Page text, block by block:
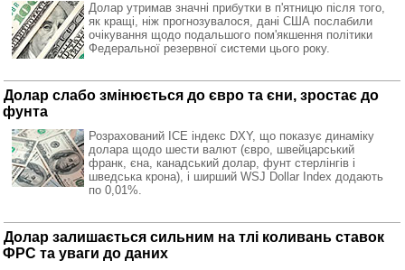
Долар утримав значні прибутки в п'ятницю після того,
як кращі, ніж прогнозувалося, дані США послабили
очікування щодо подальшого пом'якшення політики
Федеральної резервної системи цього року.
Долар слабо змінюється до євро та єни, зростає до
фунта
Розрахований ICE індекс DXY, що показує динаміку
долара щодо шести валют (євро, швейцарський
франк, єна, канадський долар, фунт стерлінгів і
шведська крона), і ширший WSJ Dollar Index додають
по 0,01%.
Долар залишається сильним на тлі коливань ставок
ФРС та уваги до даних